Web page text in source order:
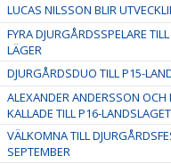
LUCAS NILSSON BLIR
FYRA DJURGÅRDSSPELARE
LÄGER
DJURGÅRDSDUO TILL P15-
ALEXANDER ANDERSSON
KALLADE TILL P16-LANDSLAGET
VÄLKOMNA TILL
SEPTEMBER